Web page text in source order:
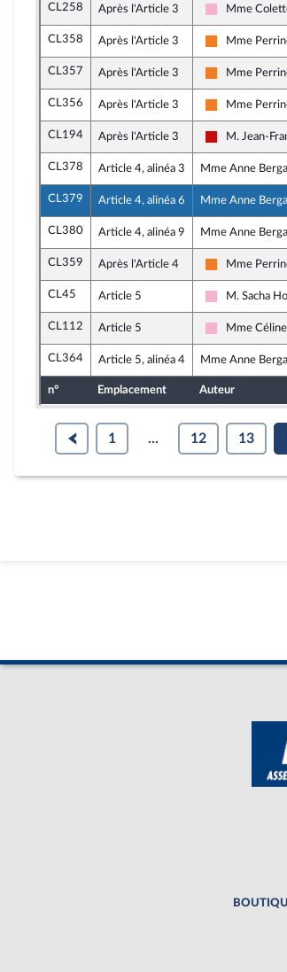
CL258 Après l'Article 3
Socialistes et
Mme
CL358 Après l'Article 3
Les
Mme
CL357 Après l'Article 3
Les
Mme
CL356 Après l'Article 3
Les
Mme
CL194 Après l'Article 3
La France
M. Jean-
CL378 Article 4, alinéa 3 Mme Anne
CL379 Article 4, alinéa 6 Mme Anne
CL380 Article 4, alinéa 9 Mme Anne
CL359 Après l'Article 4
Les
Mme
CL45 Article 5
Socialistes et
M. Sacha
CL112 Article 5
Socialistes et
Mme
CL364 Article 5, alinéa 4 Mme Anne
n° Emplacement Auteur
1 ... 12 13